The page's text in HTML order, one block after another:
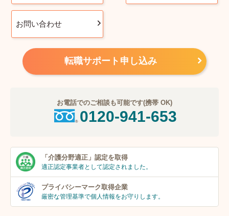
お問い合わせ
転職サポート申し込み
お電話でのご相談も可能です(携帯 OK)
0120-941-653
「介護分野適正」 認定を取得
適正認定事業者として認定されました。
プライバシーマーク取得企業
厳密な管理基準で個人情報をお守りします。